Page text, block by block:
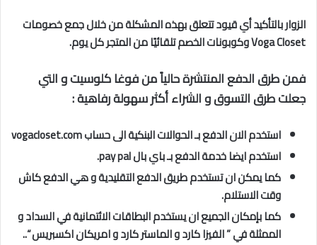
الزوار بالتأكيد أي قيود تتعلق بهذه المشكلة من خلال جمع خصومات
VogaCloset وكوبونات الخصم تلقائيًا من المتجر كل يوم.
فمن طرق الدفع المنتشرة حالياً من فوغا كلوسيت و التي
جعلت طرق التسوق و الشراء أكثر سهولة رفاهية :
استخدم الان الدفع بـ الحوالات البنكية الى حساب vogacloset.com
استخدم ايضا خدمة الدفع بـ باي بال pay pal.
كما يمكن ان تستخدم طريق الدفع التقليدية و هي الدفع كاش
وقت الاستلام.
كما بإمكان الجميع ان يستخدم البطاقات الائتمانية في السداد و
الممثلة في ” الفيزا كارد و الماستر كارد و امريكان اكسبريس “..